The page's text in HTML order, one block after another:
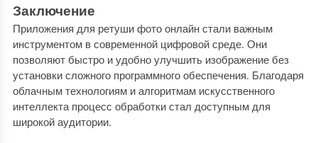
Заключение
Приложения для ретуши фото онлайн стали важным
инструментом в современной цифровой среде. Они
позволяют быстро и удобно улучшить изображение без
установки сложного программного обеспечения. Благодаря
облачным технологиям и алгоритмам искусственного
интеллекта процесс обработки стал доступным для
широкой аудитории.